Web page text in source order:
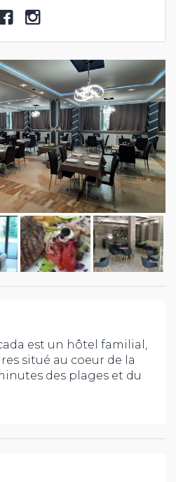
est un hôtel familial,
situé au coeur de la
des plages et du